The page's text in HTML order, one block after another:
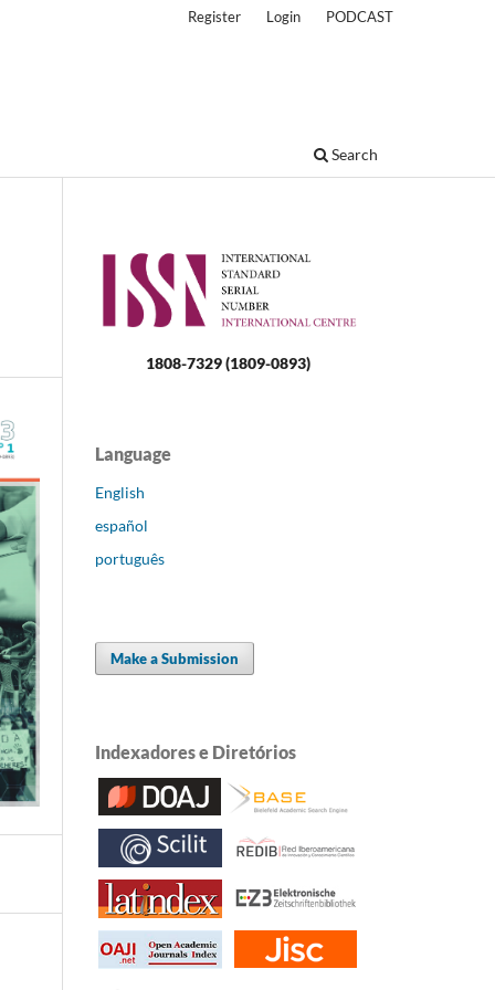
Search
Register Login PODCAST
1808-7329 (1809-0893)
Language
English
español
português
Make a Submission
Indexadores e Diretórios